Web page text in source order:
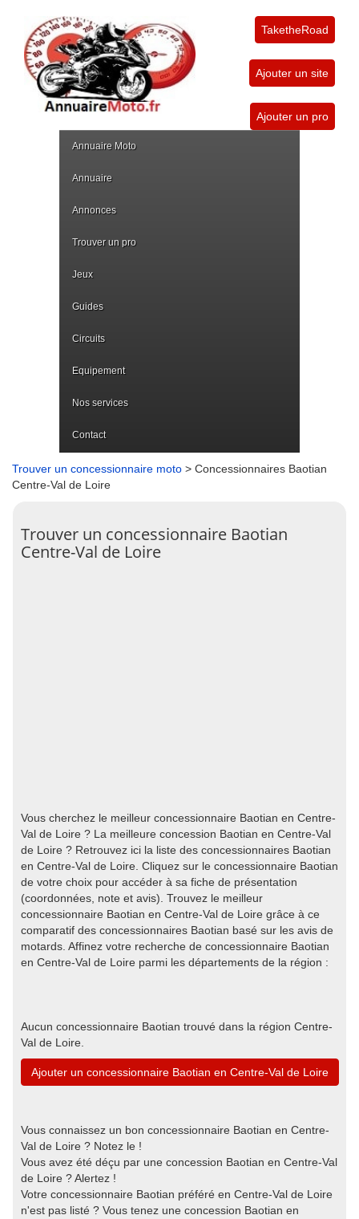
TaketheRoad
Ajouter un site
Ajouter un pro
Annuaire Moto
Annuaire
Annonces
Trouver un pro
Jeux
Guides
Circuits
Equipement
Nos services
Contact
Trouver un concessionnaire moto > Concessionnaires Baotian
Centre-Val de Loire
Trouver un concessionnaire Baotian
Centre-Val de Loire
Vous cherchez le meilleur concessionnaire Baotian en Centre-
Val de Loire ? La meilleure concession Baotian en Centre-Val
de Loire ? Retrouvez ici la liste des concessionnaires Baotian
en Centre-Val de Loire. Cliquez sur le concessionnaire Baotian
de votre choix pour accéder à sa fiche de présentation
(coordonnées, note et avis). Trouvez le meilleur
concessionnaire Baotian en Centre-Val de Loire grâce à ce
comparatif des concessionnaires Baotian basé sur les avis de
motards. Affinez votre recherche de concessionnaire Baotian
en Centre-Val de Loire parmi les départements de la région :
Aucun concessionnaire Baotian trouvé dans la région Centre-
Val de Loire.
Ajouter un concessionnaire Baotian en Centre-Val de Loire
Vous connaissez un bon concessionnaire Baotian en Centre-
Val de Loire ? Notez le !
Vous avez été déçu par une concession Baotian en Centre-Val
de Loire ? Alertez !
Votre concessionnaire Baotian préféré en Centre-Val de Loire
n'est pas listé ? Vous tenez une concession Baotian en